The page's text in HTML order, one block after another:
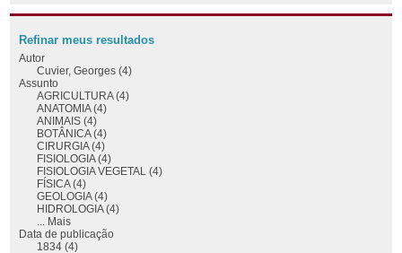
Refinar meus resultados
Autor
Cuvier, Georges (4)
Assunto
AGRICULTURA (4)
ANATOMIA (4)
ANIMAIS (4)
BOTÂNICA (4)
CIRURGIA (4)
FISIOLOGIA (4)
FISIOLOGIA VEGETAL (4)
FÍSICA (4)
GEOLOGIA (4)
HIDROLOGIA (4)
... Mais
Data de publicação
1834 (4)